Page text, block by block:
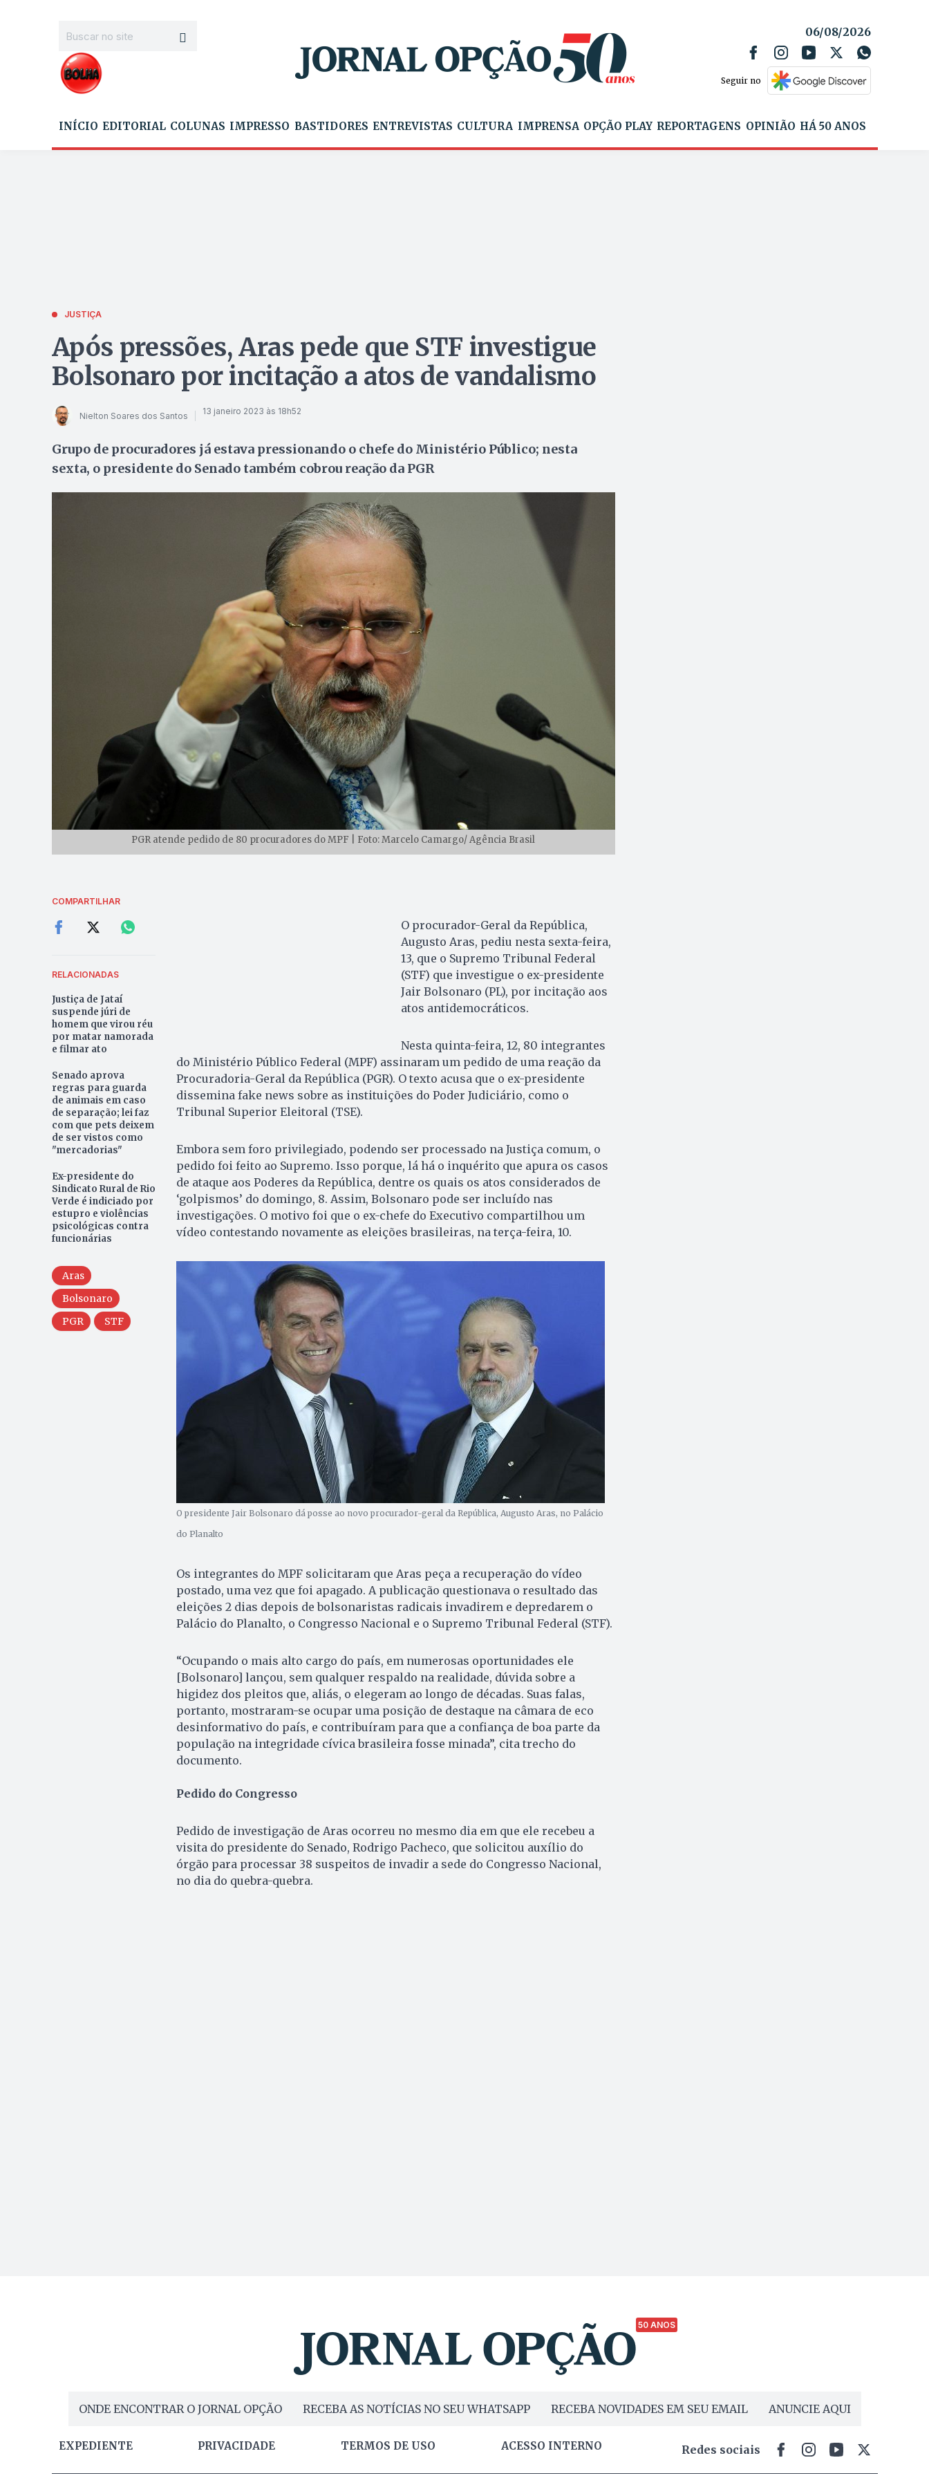
06/08/2026
Seguir no
INÍCIO EDITORIAL COLUNAS IMPRESSO BASTIDORES ENTREVISTAS CULTURA IMPRENSA OPÇÃO PLAY REPORTAGENS OPINIÃO HÁ 50 ANOS
JUSTIÇA
Após pressões, Aras pede que STF investigue
Bolsonaro por incitação a atos de vandalismo
Nielton Soares dos Santos 13 janeiro 2023 às 18h52
Grupo de procuradores já estava pressionando o chefe do Ministério Público; nesta
sexta, o presidente do Senado também cobrou reação da PGR
PGR atende pedido de 80 procuradores do MPF | Foto: Marcelo Camargo/ Agência Brasil
COMPARTILHAR
RELACIONADAS
Justiça de Jataí
suspende júri de
homem que virou réu
por matar namorada
e filmar ato
Senado aprova
regras para guarda
de animais em caso
de separação; lei faz
com que pets deixem
de ser vistos como
"mercadorias"
Ex-presidente do
Sindicato Rural de Rio
Verde é indiciado por
estupro e violências
psicológicas contra
funcionárias
Aras
Bolsonaro
PGR
STF
O procurador-Geral da República,
Augusto Aras, pediu nesta sexta-feira,
13, que o Supremo Tribunal Federal
(STF) que investigue o ex-presidente
Jair Bolsonaro (PL), por incitação aos
atos antidemocráticos.
Nesta quinta-feira, 12, 80 integrantes
do Ministério Público Federal (MPF) assinaram um pedido de uma reação da
Procuradoria-Geral da República (PGR). O texto acusa que o ex-presidente
dissemina fake news sobre as instituições do Poder Judiciário, como o
Tribunal Superior Eleitoral (TSE).
Embora sem foro privilegiado, podendo ser processado na Justiça comum, o
pedido foi feito ao Supremo. Isso porque, lá há o inquérito que apura os casos
de ataque aos Poderes da República, dentre os quais os atos considerados de
‘golpismos’ do domingo, 8. Assim, Bolsonaro pode ser incluído nas
investigações. O motivo foi que o ex-chefe do Executivo compartilhou um
vídeo contestando novamente as eleições brasileiras, na terça-feira, 10.
O presidente Jair Bolsonaro dá posse ao novo procurador-geral da República, Augusto Aras, no Palácio
do Planalto
Os integrantes do MPF solicitaram que Aras peça a recuperação do vídeo
postado, uma vez que foi apagado. A publicação questionava o resultado das
eleições 2 dias depois de bolsonaristas radicais invadirem e depredarem o
Palácio do Planalto, o Congresso Nacional e o Supremo Tribunal Federal (STF).
“Ocupando o mais alto cargo do país, em numerosas oportunidades ele
[Bolsonaro] lançou, sem qualquer respaldo na realidade, dúvida sobre a
higidez dos pleitos que, aliás, o elegeram ao longo de décadas. Suas falas,
portanto, mostraram-se ocupar uma posição de destaque na câmara de eco
desinformativo do país, e contribuíram para que a confiança de boa parte da
população na integridade cívica brasileira fosse minada”, cita trecho do
documento.
Pedido do Congresso
Pedido de investigação de Aras ocorreu no mesmo dia em que ele recebeu a
visita do presidente do Senado, Rodrigo Pacheco, que solicitou auxílio do
órgão para processar 38 suspeitos de invadir a sede do Congresso Nacional,
no dia do quebra-quebra.
50 ANOS
ONDE ENCONTRAR O JORNAL OPÇÃO RECEBA AS NOTÍCIAS NO SEU WHATSAPP RECEBA NOVIDADES EM SEU EMAIL ANUNCIE AQUI
EXPEDIENTE PRIVACIDADE TERMOS DE USO ACESSO INTERNO Redes sociais